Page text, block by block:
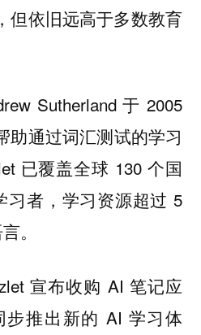
但依旧远高于多数教育
Sutherland 于 2005
助通过词汇测试的学习
已覆盖全球 130 个国
习者，学习资源超过 5
。
宣布收购 AI 笔记应
步推出新的 AI 学习体